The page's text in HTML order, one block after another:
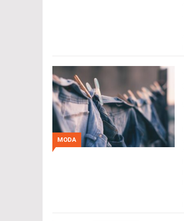
MODA